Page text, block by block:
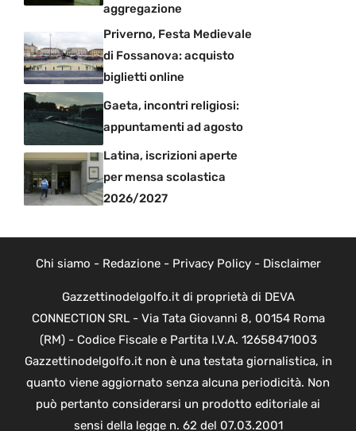
aggregazione
Priverno, Festa Medievale
di Fossanova: acquisto
biglietti online
Gaeta, incontri religiosi:
appuntamenti ad agosto
Latina, iscrizioni aperte
per mensa scolastica
2026/2027
Chi siamo - Redazione- Privacy Policy- Disclaimer
Gazzettinodelgolfo.it di proprietà di DEVA
CONNECTION SRL - Via Tata Giovanni 8, 00154 Roma
(RM) - Codice Fiscale e Partita I.V.A. 12658471003
Gazzettinodelgolfo.it non è una testata giornalistica, in
quanto viene aggiornato senza alcuna periodicità. Non
può pertanto considerarsi un prodotto editoriale ai
sensi della legge n. 62 del 07.03.2001